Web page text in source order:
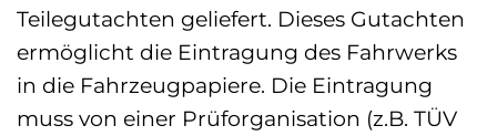
Teilegutachten geliefert. Dieses Gutachten
ermöglicht die Eintragung des Fahrwerks
in die Fahrzeugpapiere. Die Eintragung
muss von einer Prüforganisation (z.B. TÜV